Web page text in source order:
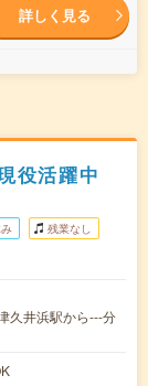
詳しく見る
役活躍中
残業なし
久井浜駅から---分